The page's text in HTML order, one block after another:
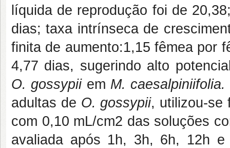
líquida de reprodução foi de
dias; taxa intrínseca de
finita de aumento:1,15 fêmea por
4,77 dias, sugerindo alto
O. gossypii em M. caesalpiniifolia.
adultas de O. gossypii, utilizou-
com 0,10 mL/cm2 das soluções
avaliada após 1h, 3h, 6h, 12h e